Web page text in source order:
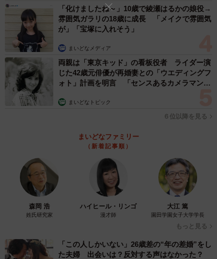
「化けましたね～」10歳で綾瀬はるかの娘役→
雰囲気ガラリの18歳に成長 「メイクで雰囲気
が」「宝塚に入れそう」
まいどなメディア
両親は「東京キッド」の看板役者 ライダー演
じた42歳元俳優が再婚妻との「ウエディングフ
ォト」計画を明言 「センスあるカメラマン求
まいどなトピック
６位以降を見る
まいどなファミリー
（新着記事順）
森岡 浩
姓氏研究家
ハイヒール・リンゴ
漫才師
大江 篤
園田学園女子大学学長
もっと見る
「この人しかいない」26歳差の“年の差婚”をし
た夫婦 出会いは？反対する声はなかった？